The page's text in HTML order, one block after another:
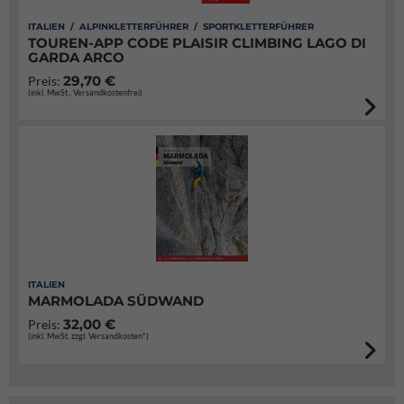
ITALIEN / ALPINKLETTERFÜHRER / SPORTKLETTERFÜHRER
TOUREN-APP CODE PLAISIR CLIMBING LAGO DI
GARDA ARCO
Preis: 29,70 €
(inkl. MwSt., Versandkostenfrei)
ITALIEN
MARMOLADA SÜDWAND
Preis: 32,00 €
(inkl. MwSt. zzgl. Versandkosten*)